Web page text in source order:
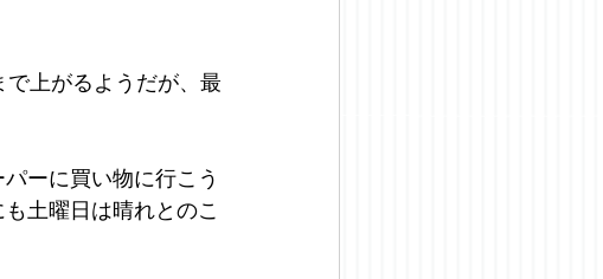
上がるようだが、最
ーに買い物に行こう
土曜日は晴れとのこ